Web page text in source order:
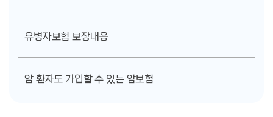
유병자보험 보장내용
암 환자도 가입할 수 있는 암보험